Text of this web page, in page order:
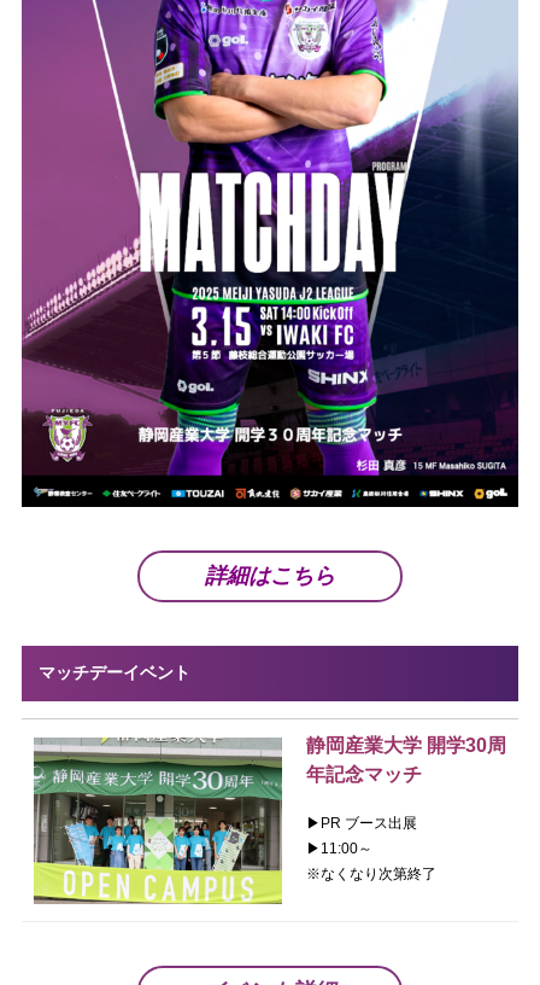
詳細はこちら
マッチデーイベント
静岡産業大学 開学30周
年記念マッチ
▶︎PR ブース出展
▶︎11:00～
※なくなり次第終了